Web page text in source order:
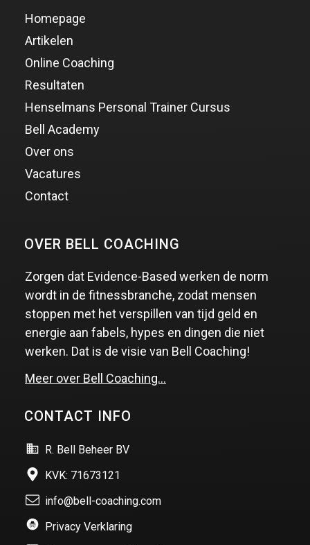
Homepage
Artikelen
Online Coaching
Resultaten
Henselmans Personal Trainer Cursus
Bell Academy
Over ons
Vacatures
Contact
OVER BELL COACHING
Zorgen dat Evidence-Based werken de norm
wordt in de fitnessbranche, zodat mensen
stoppen met het verspillen van tijd geld en
energie aan fabels, hypes en dingen die niet
werken. Dat is de visie van Bell Coaching!
Meer over Bell Coaching…
CONTACT INFO
R. Bell Beheer BV
KVK: 71673121
info@bell-coaching.com
Privacy Verklaring